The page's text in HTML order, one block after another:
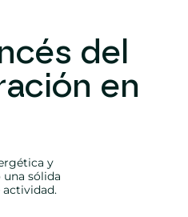
del
en
y
sólida